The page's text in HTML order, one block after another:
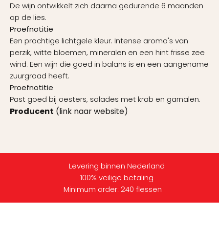
De wijn ontwikkelt zich daarna gedurende 6 maanden
op de lies.
Proefnotitie
Een prachtige lichtgele kleur. Intense aroma's van
perzik, witte bloemen, mineralen en een hint frisse zee
wind. Een wijn die goed in balans is en een aangename
zuurgraad heeft.
Proefnotitie
Past goed bij oesters, salades met krab en garnalen.
Producent (link naar website)
Levering binnen Nederland
100% veilige betaling
Minimum order: 240 flessen